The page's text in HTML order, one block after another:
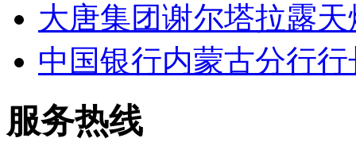
大唐集团谢尔塔拉露
中国银行内蒙古分行
服务热线